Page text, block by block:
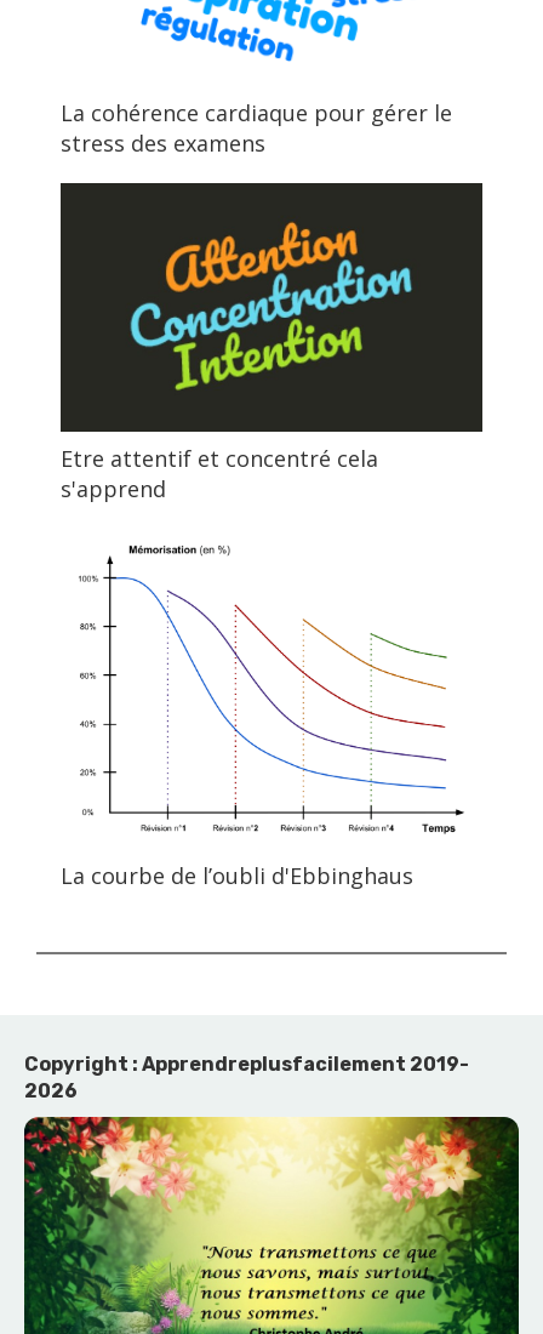
La cohérence cardiaque pour gérer le
stress des examens
Etre attentif et concentré cela
s'apprend
La courbe de l’oubli d'Ebbinghaus
Copyright : Apprendreplusfacilement 2019-
2026